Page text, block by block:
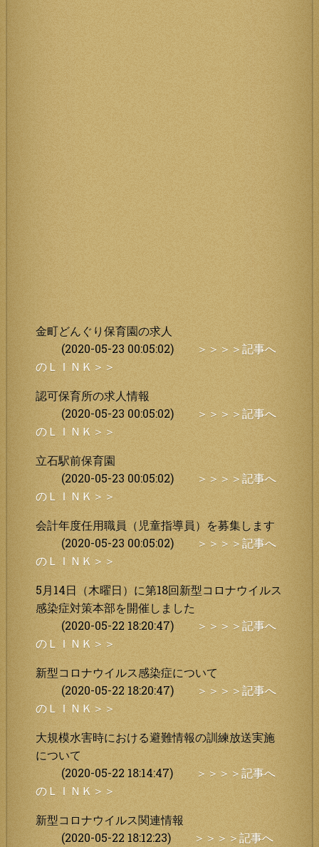
金町どんぐり保育園の求人
(2020-05-23 00:05:02)
＞＞＞＞記事へ
のＬＩＮＫ＞＞
認可保育所の求人情報
(2020-05-23 00:05:02)
＞＞＞＞記事へ
のＬＩＮＫ＞＞
立石駅前保育園
(2020-05-23 00:05:02)
＞＞＞＞記事へ
のＬＩＮＫ＞＞
会計年度任用職員（児童指導員）を募集します
(2020-05-23 00:05:02)
＞＞＞＞記事へ
のＬＩＮＫ＞＞
5月14日（木曜日）に第18回新型コロナウイルス
感染症対策本部を開催しました
(2020-05-22 18:20:47)
＞＞＞＞記事へ
のＬＩＮＫ＞＞
新型コロナウイルス感染症について
(2020-05-22 18:20:47)
＞＞＞＞記事へ
のＬＩＮＫ＞＞
大規模水害時における避難情報の訓練放送実施
について
(2020-05-22 18:14:47)
＞＞＞＞記事へ
のＬＩＮＫ＞＞
新型コロナウイルス関連情報
(2020-05-22 18:12:23)
＞＞＞＞記事へ